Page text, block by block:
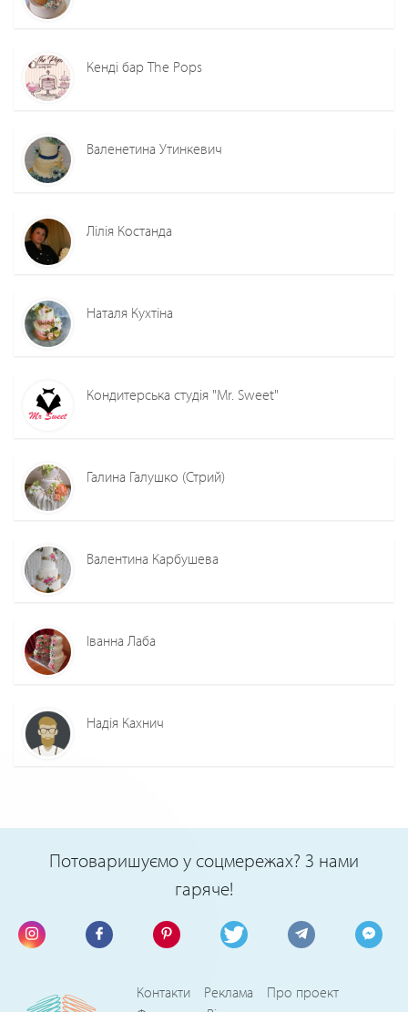
Кенді бар The Pops
Валенетина Утинкевич
Лілія Костанда
Наталя Кухтіна
Кондитерська студія "Mr. Sweet"
Галина Галушко (Стрий)
Валентина Карбушева
Іванна Лаба
Надія Кахнич
Потоваришуємо у соцмережах? З нами
гаряче!
Контакти Реклама
Про проект